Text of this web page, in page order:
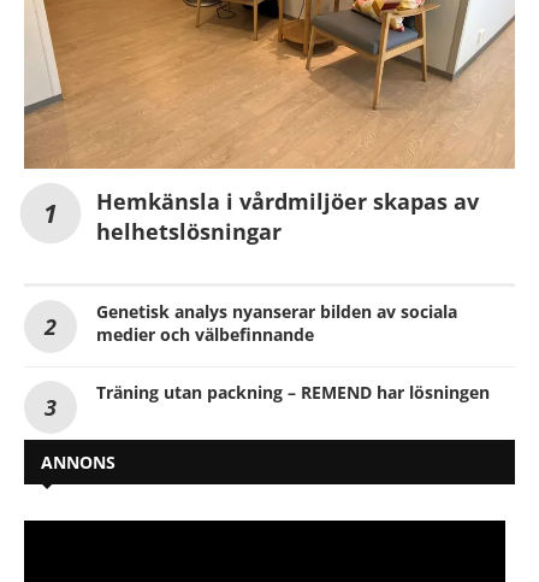
Hemkänsla i vårdmiljöer skapas av
helhetslösningar
Genetisk analys nyanserar bilden av sociala
medier och välbefinnande
Träning utan packning – REMEND har lösningen
ANNONS